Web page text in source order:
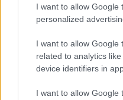
I want to allow Google
personalized
I want to allow Google
related to analytics
device identifiers in
I want to allow Google